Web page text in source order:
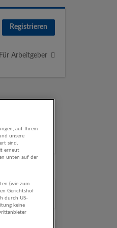
Registrieren
Für Arbeitgeber
auf Ihrem
unsere
sind,
erneut
unten auf der
(wie zum
Gerichtshof
durch US-
keine